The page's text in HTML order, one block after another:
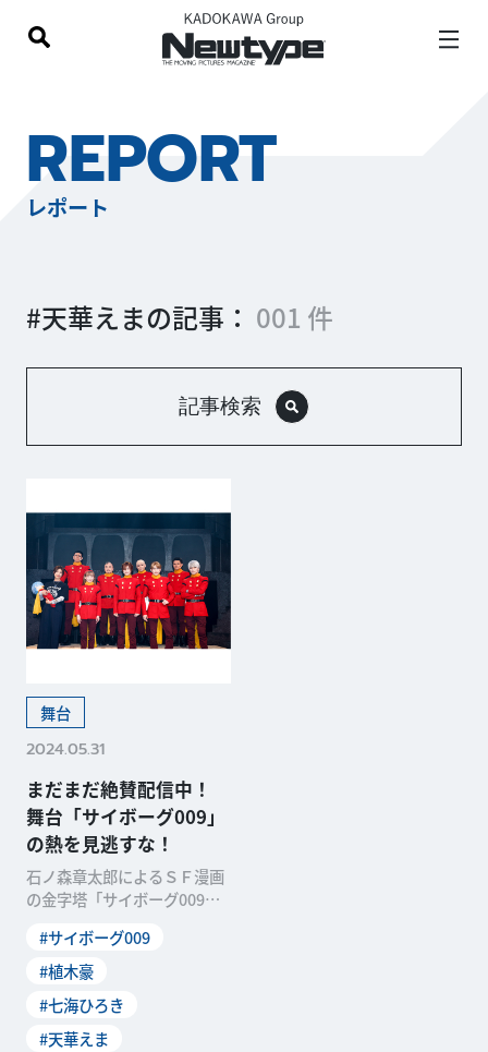
REPORT
レポート
#天華えまの記事： 001 件
記事検索
舞台
2024.05.31
まだまだ絶賛配信中！
舞台「サイボーグ009」
の熱を見逃すな！
石ノ森章太郎によるＳＦ漫画
の金字塔「サイボーグ009」
ことを記念して初の舞台化！
５月18日、日本青年館ホール
え大盛況のうちに幕を閉じた
舞台ですが、駆...
#サイボーグ009
#植木豪
#七海ひろき
#天華えま